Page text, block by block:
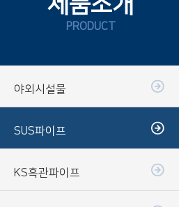
PRODUCT
야외시설물
SUS파이프
KS흑관파이프